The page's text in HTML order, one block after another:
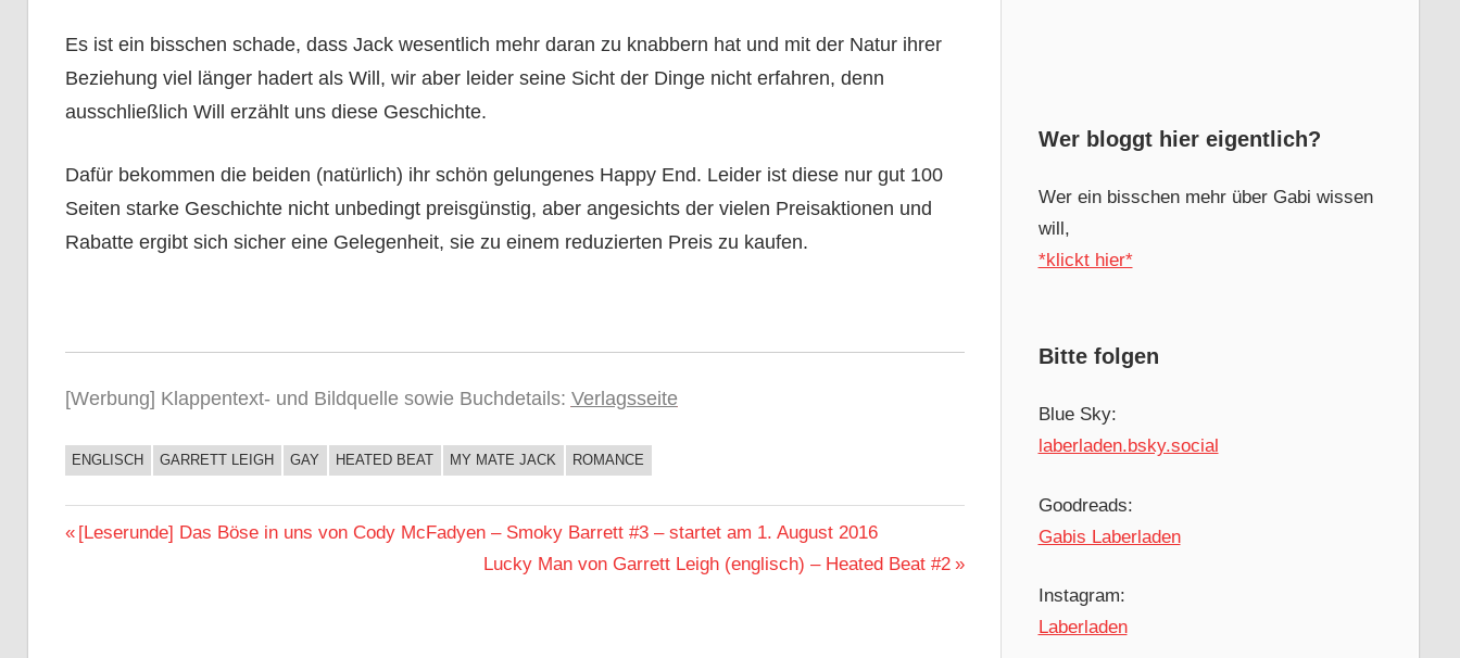
Es ist ein bisschen schade, dass Jack wesentlich mehr daran zu knabbern hat und mit der Natur ihrer
Beziehung viel länger hadert als Will, wir aber leider seine Sicht der Dinge nicht erfahren, denn
ausschließlich Will erzählt uns diese Geschichte.
Dafür bekommen die beiden (natürlich) ihr schön gelungenes Happy End. Leider ist diese nur gut 100
Seiten starke Geschichte nicht unbedingt preisgünstig, aber angesichts der vielen Preisaktionen und
Rabatte ergibt sich sicher eine Gelegenheit, sie zu einem reduzierten Preis zu kaufen.
[Werbung] Klappentext- und Bildquelle sowie Buchdetails: Verlagsseite
BUCHIGES
ENGLISCH GARRETT LEIGH GAY HEATED BEAT MY MATE JACK ROMANCE
Beitragsnavigation
Vorheriger
[Leserunde] Das Böse in uns von Cody McFadyen – Smoky Barrett #3 – startet am 1. August 2016
Nächster
Lucky Man von Garrett Leigh (englisch) – Heated Beat #2
Wer bloggt hier eigentlich?
Wer ein bisschen mehr über Gabi wissen
will,
*klickt hier*
Bitte folgen
Blue Sky:
laberladen.bsky.social
Goodreads:
Gabis Laberladen
Instagram:
Laberladen